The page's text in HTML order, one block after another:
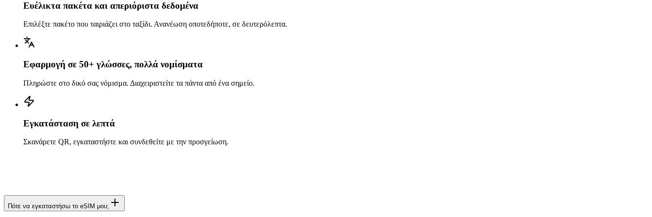
Ευέλικτα πακέτα και απεριόριστα δεδομένα
Επιλέξτε πακέτο που ταιριάζει στο ταξίδι. Ανανέωση οποτεδήποτε, σε δευτερόλεπτα.
Εφαρμογή σε 50+ γλώσσες, πολλά νομίσματα
Πληρώστε στο δικό σας νόμισμα. Διαχειριστείτε τα πάντα από ένα σημείο.
Εγκατάσταση σε λεπτά
Σκανάρετε QR, εγκαταστήστε και συνδεθείτε με την προσγείωση.
Πότε να εγκαταστήσω το eSIM μου;